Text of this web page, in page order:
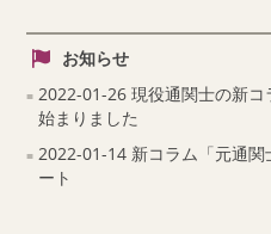
お知らせ
2022-01-26 現役通関士の新コ
始まりました
2022-01-14 新コラム「元通関
ート